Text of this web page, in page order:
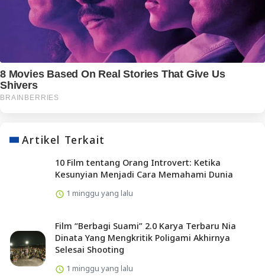
Artikel Terkait
10 Film tentang Orang Introvert: Ketika
Kesunyian Menjadi Cara Memahami Dunia
1 minggu yang lalu
Film “Berbagi Suami” 2.0 Karya Terbaru Nia
Dinata Yang Mengkritik Poligami Akhirnya
Selesai Shooting
1 minggu yang lalu